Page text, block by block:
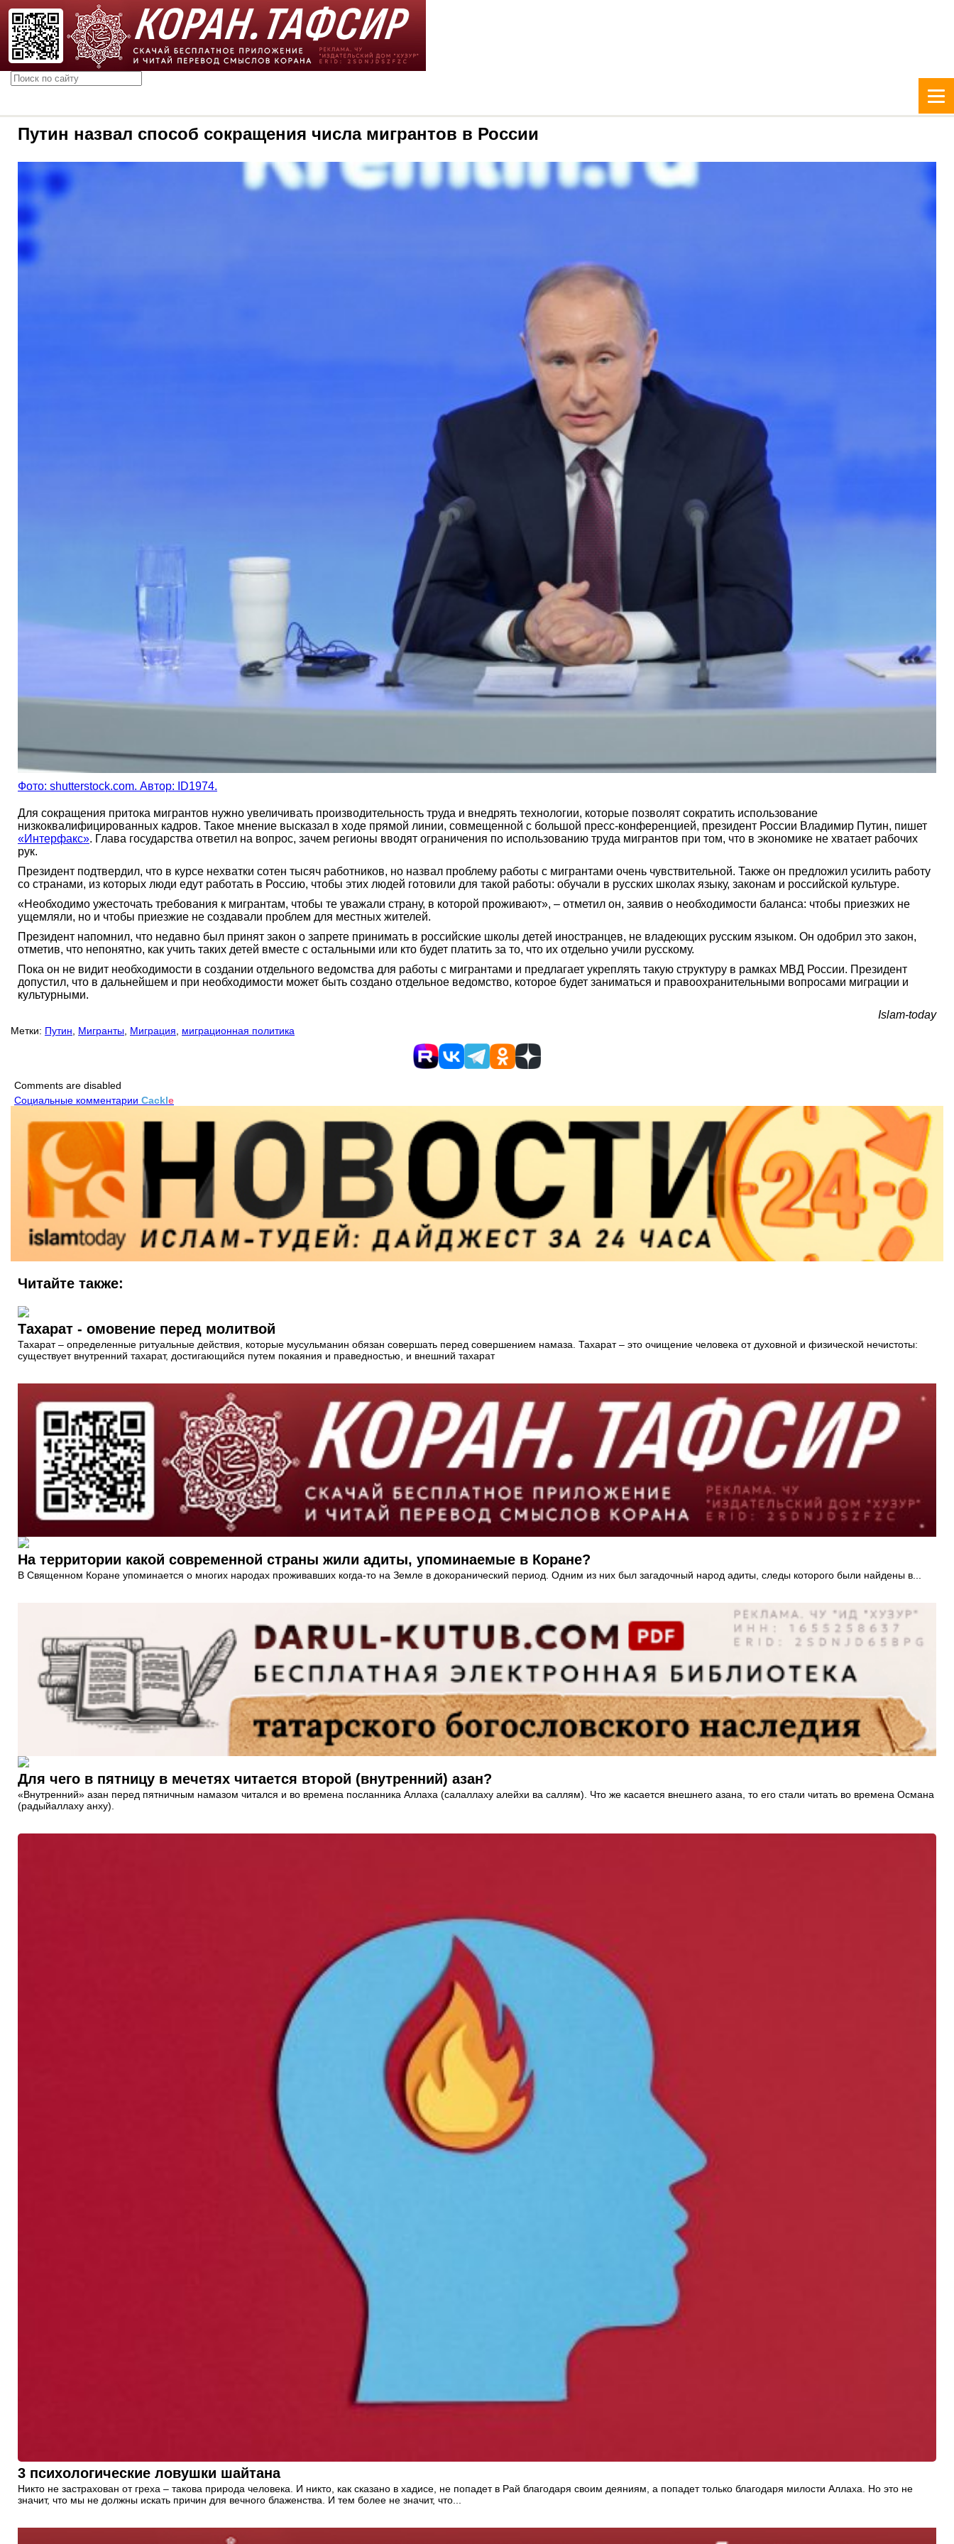
Путин назвал способ сокращения числа мигрантов в России
Фото: shutterstock.com. Автор: ID1974.
Для сокращения притока мигрантов нужно увеличивать производительность труда и внедрять технологии, которые позволят сократить использование
низкоквалифицированных кадров. Такое мнение высказал в ходе прямой линии, совмещенной с большой пресс-конференцией, президент России Владимир Путин, пишет
«Интерфакс». Глава государства ответил на вопрос, зачем регионы вводят ограничения по использованию труда мигрантов при том, что в экономике не хватает рабочих
рук.
Президент подтвердил, что в курсе нехватки сотен тысяч работников, но назвал проблему работы с мигрантами очень чувствительной. Также он предложил усилить работу
со странами, из которых люди едут работать в Россию, чтобы этих людей готовили для такой работы: обучали в русских школах языку, законам и российской культуре.
«Необходимо ужесточать требования к мигрантам, чтобы те уважали страну, в которой проживают», – отметил он, заявив о необходимости баланса: чтобы приезжих не
ущемляли, но и чтобы приезжие не создавали проблем для местных жителей.
Президент напомнил, что недавно был принят закон о запрете принимать в российские школы детей иностранцев, не владеющих русским языком. Он одобрил это закон,
отметив, что непонятно, как учить таких детей вместе с остальными или кто будет платить за то, что их отдельно учили русскому.
Пока он не видит необходимости в создании отдельного ведомства для работы с мигрантами и предлагает укреплять такую структуру в рамках МВД России. Президент
допустил, что в дальнейшем и при необходимости может быть создано отдельное ведомство, которое будет заниматься и правоохранительными вопросами миграции и
культурными.
Islam-today
Метки: Путин, Мигранты, Миграция, миграционная политика
Comments are disabled
Социальные комментарии Cackle
Читайте также:
Тахарат - омовение перед молитвой
Тахарат – определенные ритуальные действия, которые мусульманин обязан совершать перед совершением намаза. Тахарат – это очищение человека от духовной и физической нечистоты:
существует внутренний тахарат, достигающийся путем покаяния и праведностью, и внешний тахарат
На территории какой современной страны жили адиты, упоминаемые в Коране?
В Священном Коране упоминается о многих народах проживавших когда-то на Земле в докоранический период. Одним из них был загадочный народ адиты, следы которого были найдены в...
Для чего в пятницу в мечетях читается второй (внутренний) азан?
«Внутренний» азан перед пятничным намазом читался и во времена посланника Аллаха (салаллаху алейхи ва саллям). Что же касается внешнего азана, то его стали читать во времена Османа
(радыйаллаху анху).
3 психологические ловушки шайтана
Никто не застрахован от греха – такова природа человека. И никто, как сказано в хадисе, не попадет в Рай благодаря своим деяниям, а попадет только благодаря милости Аллаха. Но это не
значит, что мы не должны искать причин для вечного блаженства. И тем более не значит, что...